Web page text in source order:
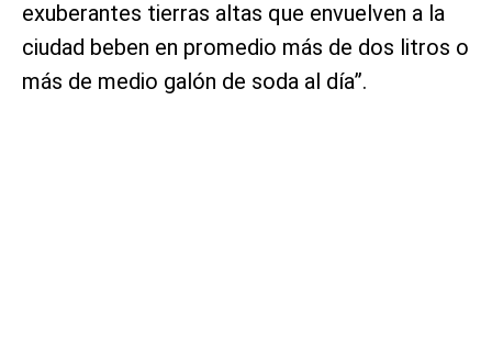
exuberantes tierras altas que envuelven a la
ciudad beben en promedio más de dos litros o
más de medio galón de soda al día”.